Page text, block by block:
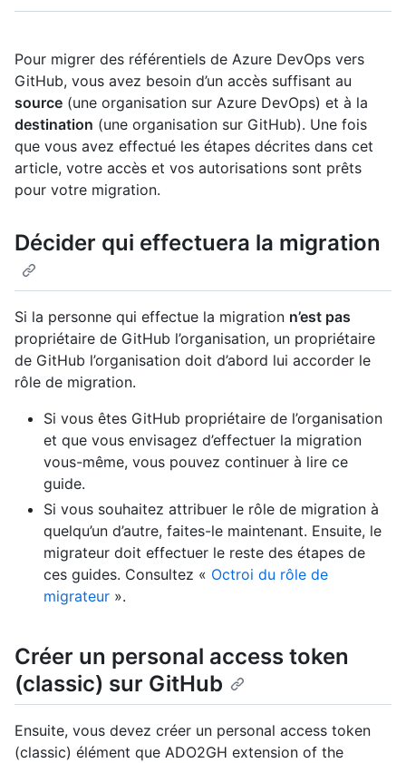
Pour migrer des référentiels de Azure DevOps vers
GitHub, vous avez besoin d’un accès suffisant au
source (une organisation sur Azure DevOps) et à la
destination (une organisation sur GitHub). Une fois
que vous avez effectué les étapes décrites dans cet
article, votre accès et vos autorisations sont prêts
pour votre migration.
Décider qui effectuera la migration
Si la personne qui effectue la migration n’est pas
propriétaire de GitHub l’organisation, un propriétaire
de GitHub l’organisation doit d’abord lui accorder le
rôle de migration.
Si vous êtes GitHub propriétaire de l’organisation
et que vous envisagez d’effectuer la migration
vous-même, vous pouvez continuer à lire ce
guide.
Si vous souhaitez attribuer le rôle de migration à
quelqu’un d’autre, faites-le maintenant. Ensuite, le
migrateur doit effectuer le reste des étapes de
ces guides. Consultez « Octroi du rôle de
migrateur ».
Créer un personal access token
(classic) sur GitHub
Ensuite, vous devez créer un personal access token
(classic) élément que ADO2GH extension of the